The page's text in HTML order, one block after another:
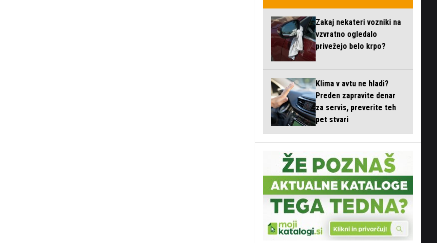
Zakaj nekateri vozniki na
vzvratno ogledalo
privežejo belo krpo?
Klima v avtu ne hladi?
Preden zapravite denar
za servis, preverite teh
pet stvari